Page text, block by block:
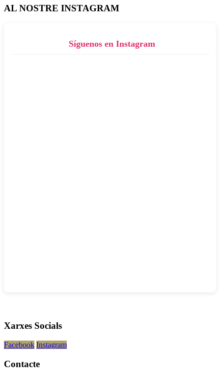
AL NOSTRE INSTAGRAM
Síguenos en Instagram
Xarxes Socials
Facebook Instagram
Contacte